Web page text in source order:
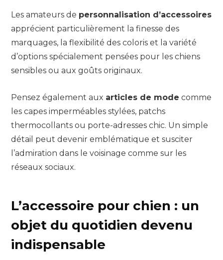
Les amateurs de personnalisation d’accessoires
apprécient particulièrement la finesse des
marquages, la flexibilité des coloris et la variété
d’options spécialement pensées pour les chiens
sensibles ou aux goûts originaux.
Pensez également aux articles de mode comme
les capes imperméables stylées, patchs
thermocollants ou porte-adresses chic. Un simple
détail peut devenir emblématique et susciter
l’admiration dans le voisinage comme sur les
réseaux sociaux.
L’accessoire pour chien : un
objet du quotidien devenu
indispensable